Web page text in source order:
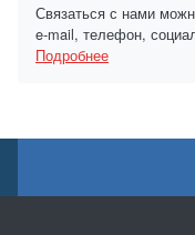
Связаться с нами
e-mail, телефон,
Подробнее